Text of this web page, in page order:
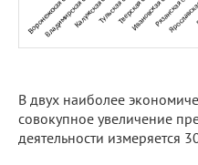
В двух наиболее
совокупное увеличение
деятельности измеряется